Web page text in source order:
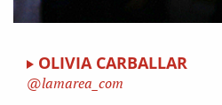
OLIVIA CARBALLAR
lamarea_com